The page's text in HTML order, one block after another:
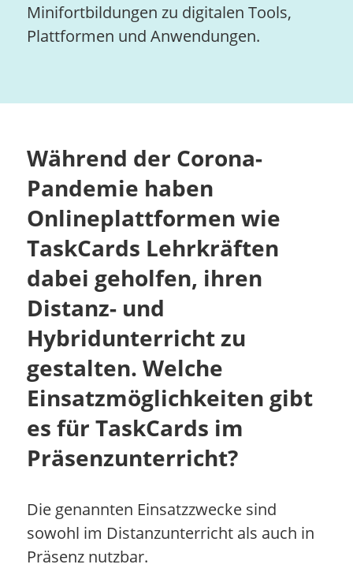
Minifortbildungen zu digitalen Tools,
Plattformen und Anwendungen.
Während der Corona-
Pandemie haben
Onlineplattformen wie
TaskCards Lehrkräften
dabei geholfen, ihren
Distanz- und
Hybridunterricht zu
gestalten. Welche
Einsatzmöglichkeiten gibt
es für TaskCards im
Präsenzunterricht?
Die genannten Einsatzzwecke sind
sowohl im Distanzunterricht als auch in
Präsenz nutzbar.